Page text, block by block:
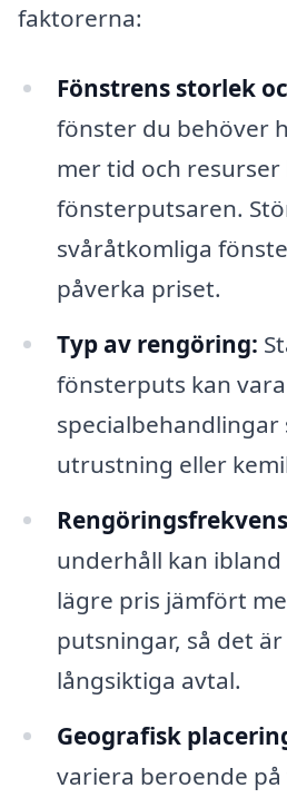
faktorerna:
Fönstrens storlek
fönster du behöver
mer tid och resurser
fönsterputsaren.
svåråtkomliga
påverka priset.
Typ av rengöring:
fönsterputs kan
utrustning eller
underhåll kan
lägre pris jämfört
putsningar, så det
långsiktiga avtal.
Geografisk
variera beroende på